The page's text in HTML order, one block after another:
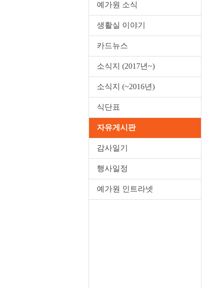
예가원 소식
생활실 이야기
카드뉴스
소식지 (2017년~)
소식지 (~2016년)
식단표
자유게시판
감사일기
행사일정
예가원 인트라넷